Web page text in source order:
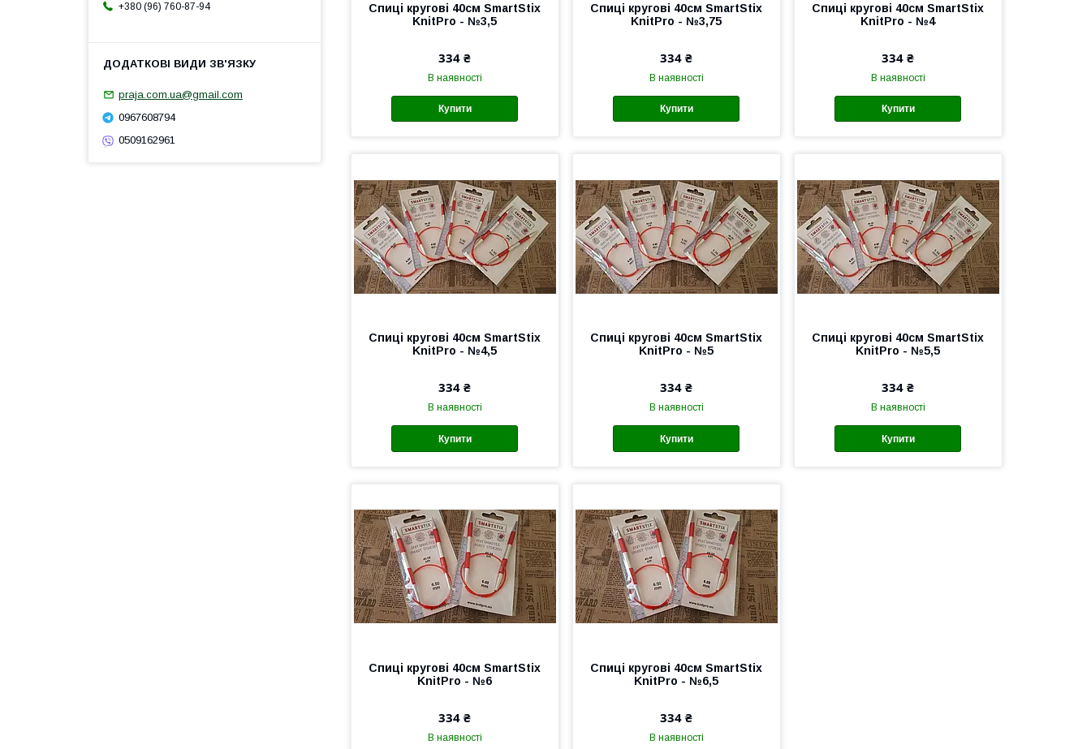
Спиці кругові 40см SmartStix
KnitPro - №3,5
334 ₴
В наявності
Купити
Спиці кругові 40см SmartStix
KnitPro - №3,75
334 ₴
В наявності
Купити
Спиці кругові 40см SmartStix
KnitPro - №4
334 ₴
В наявності
Купити
Спиці кругові 40см SmartStix
KnitPro - №4,5
334 ₴
В наявності
Купити
Спиці кругові 40см SmartStix
KnitPro - №5
334 ₴
В наявності
Купити
Спиці кругові 40см SmartStix
KnitPro - №5,5
334 ₴
В наявності
Купити
Спиці кругові 40см SmartStix
KnitPro - №6
334 ₴
В наявності
Спиці кругові 40см SmartStix
KnitPro - №6,5
334 ₴
В наявності
+380 (96) 760-87-94
praja.com.ua@gmail.com
0967608794
0509162961